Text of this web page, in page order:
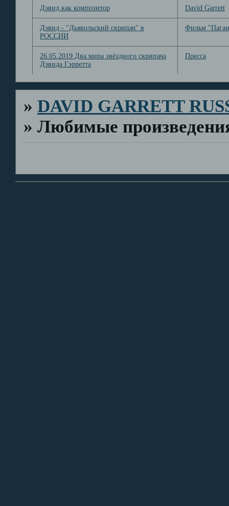
Дэвид как композитор David Garrett
Дэвид - "Дьявольский скрипач" в
РОССИИ
Фильм
26.05.2019 Два мира звёздного скрипача
Дэвида Гэрретта
Пресса
»DAVID GARRETT
»Любимые